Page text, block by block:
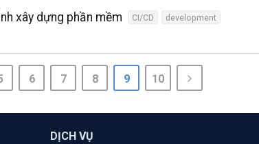
xây dựng phần mềm CI/CD development
6 7 8 9 10
DỊCH VỤ